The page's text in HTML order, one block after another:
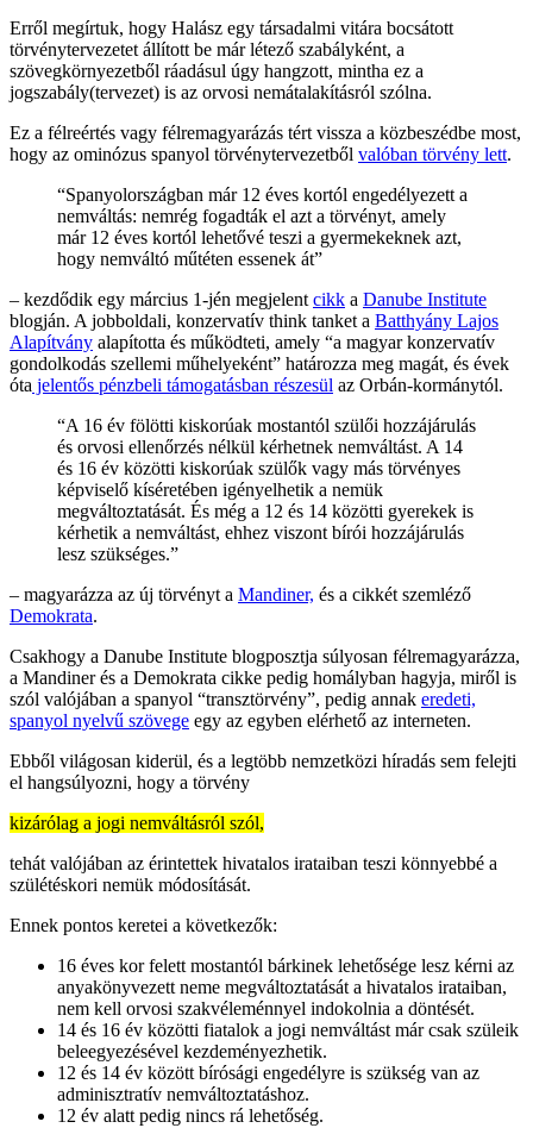
Erről megírtuk, hogy Halász egy társadalmi vitára bocsátott
törvénytervezetet állított be már létező szabályként, a
szövegkörnyezetből ráadásul úgy hangzott, mintha ez a
jogszabály(tervezet) is az orvosi nemátalakításról szólna.
Ez a félreértés vagy félremagyarázás tért vissza a közbeszédbe most,
hogy az ominózus spanyol törvénytervezetből valóban törvény lett.
“Spanyolországban már 12 éves kortól engedélyezett a
nemváltás: nemrég fogadták el azt a törvényt, amely
már 12 éves kortól lehetővé teszi a gyermekeknek azt,
hogy nemváltó műtéten essenek át”
– kezdődik egy március 1-jén megjelent cikk a Danube Institute
blogján. A jobboldali, konzervatív think tanket a Batthyány Lajos
Alapítvány alapította és működteti, amely “a magyar konzervatív
gondolkodás szellemi műhelyeként” határozza meg magát, és évek
óta jelentős pénzbeli támogatásban részesül az Orbán-kormánytól.
“A 16 év fölötti kiskorúak mostantól szülői hozzájárulás
és orvosi ellenőrzés nélkül kérhetnek nemváltást. A 14
és 16 év közötti kiskorúak szülők vagy más törvényes
képviselő kíséretében igényelhetik a nemük
megváltoztatását. És még a 12 és 14 közötti gyerekek is
kérhetik a nemváltást, ehhez viszont bírói hozzájárulás
lesz szükséges.”
– magyarázza az új törvényt a Mandiner, és a cikkét szemléző
Demokrata.
Csakhogy a Danube Institute blogposztja súlyosan félremagyarázza,
a Mandiner és a Demokrata cikke pedig homályban hagyja, miről is
szól valójában a spanyol “transztörvény”, pedig annak eredeti,
spanyol nyelvű szövege egy az egyben elérhető az interneten.
Ebből világosan kiderül, és a legtöbb nemzetközi híradás sem felejti
el hangsúlyozni, hogy a törvény
kizárólag a jogi nemváltásról szól,
tehát valójában az érintettek hivatalos irataiban teszi könnyebbé a
szülétéskori nemük módosítását.
Ennek pontos keretei a következők:
16 éves kor felett mostantól bárkinek lehetősége lesz kérni az
anyakönyvezett neme megváltoztatását a hivatalos irataiban,
nem kell orvosi szakvéleménnyel indokolnia a döntését.
14 és 16 év közötti fiatalok a jogi nemváltást már csak szüleik
beleegyezésével kezdeményezhetik.
12 és 14 év között bírósági engedélyre is szükség van az
adminisztratív nemváltoztatáshoz.
12 év alatt pedig nincs rá lehetőség.